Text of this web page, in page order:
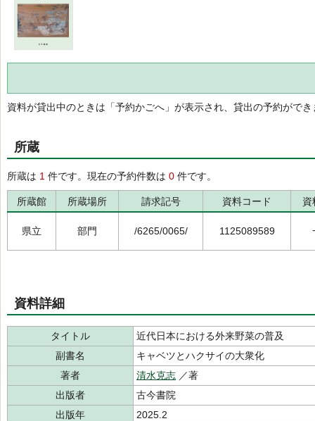
資料が貸出中のときは「予約かごへ」が表示され、貸出の予約ができ
所蔵
所蔵は 1 件です。現在の予約件数は 0 件です。
所蔵館 所蔵場所 請求記号 資料コード 資
県立 部門 /6265/0065/ 1125089589
資料詳細
タイトル
近代日本における外来野菜の普及
副書名
キャベツとハクサイの大衆化
著者
清水克志 ／著
出版者
古今書院
出版年
2025.2